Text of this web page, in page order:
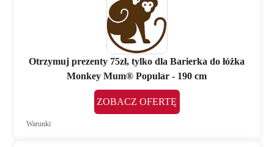
Otrzymuj prezenty 75zł, tylko dla Barierka do łóżka
Monkey Mum® Popular - 190 cm
ZOBACZ OFERTĘ
Warunki